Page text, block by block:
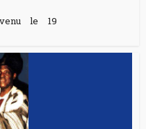
le 19